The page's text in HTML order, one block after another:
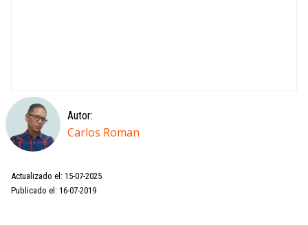
Autor:
Carlos Roman
Actualizado el: 15-07-2025
Publicado el: 16-07-2019